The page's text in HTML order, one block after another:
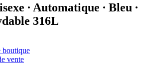
∙ Automatique ∙ Bleu ∙
316L
boutique
vente